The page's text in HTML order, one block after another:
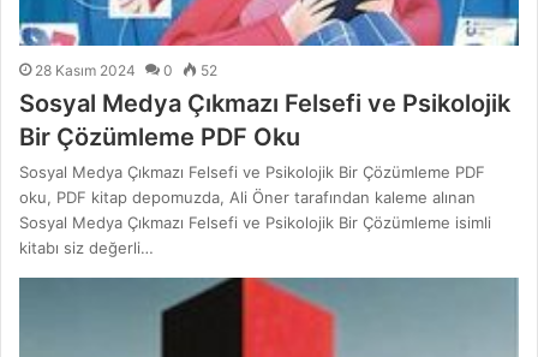
28 Kasım 2024 0 52
Sosyal Medya Çıkmazı Felsefi ve Psikolojik
Bir Çözümleme PDF Oku
Sosyal Medya Çıkmazı Felsefi ve Psikolojik Bir Çözümleme PDF
oku, PDF kitap depomuzda, Ali Öner tarafından kaleme alınan
Sosyal Medya Çıkmazı Felsefi ve Psikolojik Bir Çözümleme isimli
kitabı siz değerli…